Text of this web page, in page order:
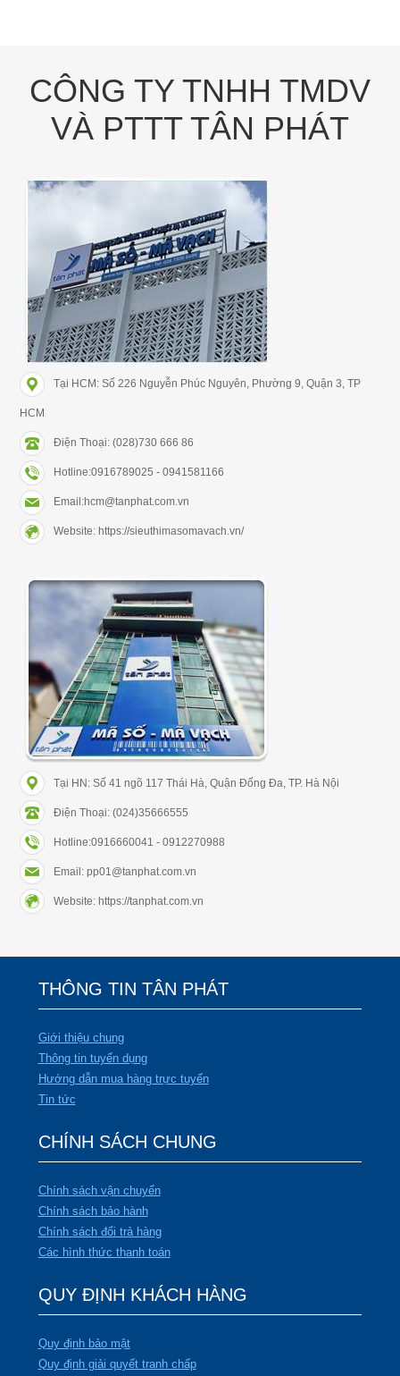
CÔNG TY TNHH TMDV
VÀ PTTT TÂN PHÁT
Tại HCM: Số 226 Nguyễn Phúc Nguyên, Phường 9, Quận 3, TP
HCM
Điện Thoại: (028)730 666 86
Hotline:0916789025 - 0941581166
Email:hcm@tanphat.com.vn
Website: https://sieuthimasomavach.vn/
Tại HN: Số 41 ngõ 117 Thái Hà, Quận Đống Đa, TP. Hà Nội
Điện Thoại: (024)35666555
Hotline:0916660041 - 0912270988
Email: pp01@tanphat.com.vn
Website: https://tanphat.com.vn
THÔNG TIN TÂN PHÁT
Giới thiệu chung
Thông tin tuyển dụng
Hướng dẫn mua hàng trực tuyến
Tin tức
CHÍNH SÁCH CHUNG
Chính sách vận chuyển
Chính sách bảo hành
Chính sách đổi trả hàng
Các hình thức thanh toán
QUY ĐỊNH KHÁCH HÀNG
Quy định bảo mật
Quy định giải quyết tranh chấp